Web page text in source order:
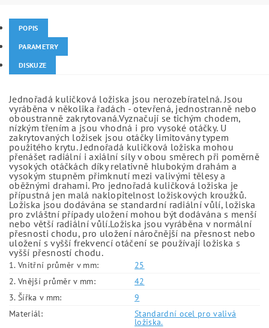
POPIS
PARAMETRY
DISKUZE
Jednořadá kuličková ložiska jsou nerozebíratelná. Jsou
vyráběna v několika řadách - otevřená, jednostranně nebo
oboustranně zakrytovaná.Vyznačují se tichým chodem,
nízkým třením a jsou vhodná i pro vysoké otáčky. U
zakrytovaných ložisek jsou otáčky limitovány typem
použitého krytu. Jednořadá kuličková ložiska mohou
přenášet radiální i axiální síly v obou směrech při poměrně
vysokých otáčkách díky relativně hlubokým drahám a
vysokým stupněm přimknutí mezi valivými tělesy a
oběžnými drahami. Pro jednořadá kuličková ložiska je
přípustná jen malá naklopitelnost ložiskových kroužků.
Ložiska jsou dodávána se standardní radiální vůlí, ložiska
pro zvláštní případy uložení mohou být dodávána s menší
nebo větší radiální vůlí.Ložiska jsou vyráběna v normální
přesnosti chodu, pro uložení náročnější na přesnost nebo
uložení s vyšší frekvencí otáčení se používají ložiska s
vyšší přesností chodu.
1. Vnitřní průměr v mm:
25
2. Vnější průměr v mm:
42
3. Šířka v mm:
9
Materiál:
Standardní ocel pro valivá
ložiska.